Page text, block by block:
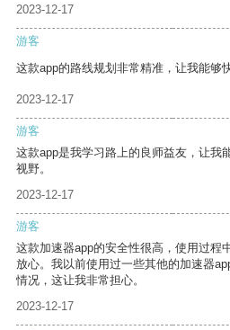
2023-12-17
游客
这款app的路线规划非常精准，让我能够
2023-12-17
游客
这款app是我学习路上的良师益友，让我
视野。
2023-12-17
游客
这款加速器app的安全性很高，使用过程
放心。我以前使用过一些其他的加速器
情况，这让我非常担心。
2023-12-17